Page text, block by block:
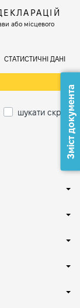
або місцевого
СТАТИСТИЧНІ ДАНІ
шукати скрізьЗміст документа